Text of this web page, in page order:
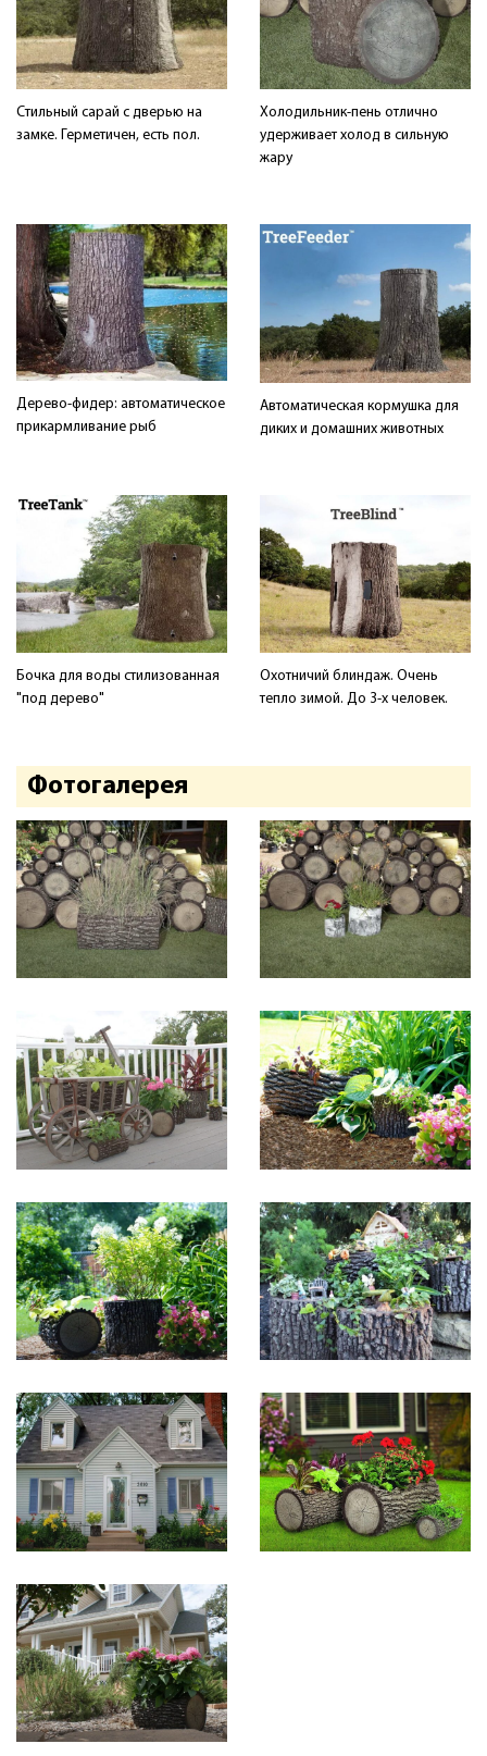
Стильный сарай с дверью на
замке. Герметичен, есть пол.
Холодильник-пень отлично
удерживает холод в сильную
жару
Дерево-фидер: автоматическое
прикармливание рыб
Автоматическая кормушка для
диких и домашних животных
Бочка для воды стилизованная
"под дерево"
Охотничий блиндаж. Очень
тепло зимой. До 3-х человек.
Фотогалерея